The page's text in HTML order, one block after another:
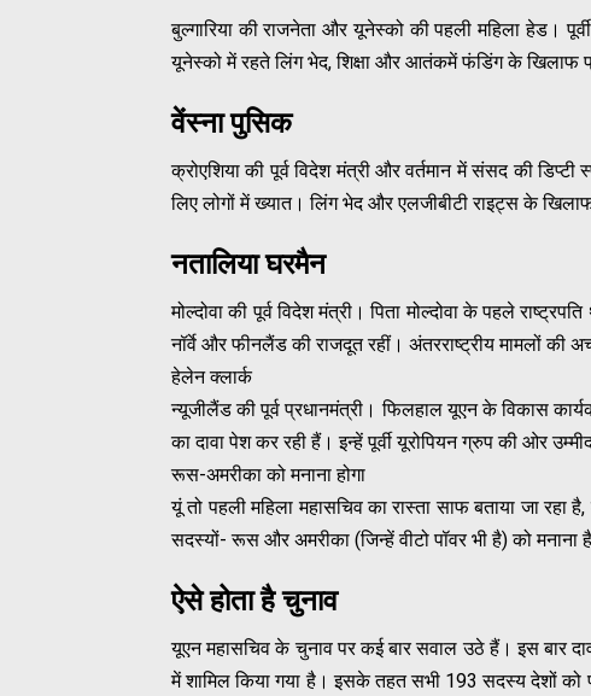
बुल्गारिया की राजनेता और यूनेस्को की पहली महिला हेड।
यूनेस्को में रहते लिंग भेद, शिक्षा और आतंकमें फंडिंग के खिलाफ
वेंस्ना पुसिक
क्रोएशिया की पूर्व विदेश मंत्री और वर्तमान में संसद की
लिए लोगों में ख्यात। लिंग भेद और एलजीबीटी राइट्स के
नतालिया घरमैन
मोल्दोवा की पूर्व विदेश मंत्री। पिता मोल्दोवा के पहले
नॉर्वे और फीनलैंड की राजदूत रहीं। अंतरराष्ट्रीय मामलों की
हेलेन क्लार्क
न्यूजीलैंड की पूर्व प्रधानमंत्री। फिलहाल यूएन के विकास
का दावा पेश कर रही हैं। इन्हें पूर्वी यूरोपियन ग्रुप की ओर
रूस-अमरीका को मनाना होगा
यूं तो पहली महिला महासचिव का रास्ता साफ बताया जा रहा
सदस्यों- रूस और अमरीका (जिन्हें वीटो पॉवर भी है) को मनाना
ऐसे होता है चुनाव
यूएन महासचिव के चुनाव पर कई बार सवाल उठे हैं। इस बार
में शामिल किया गया है। इसके तहत सभी 193 सदस्य देशों को